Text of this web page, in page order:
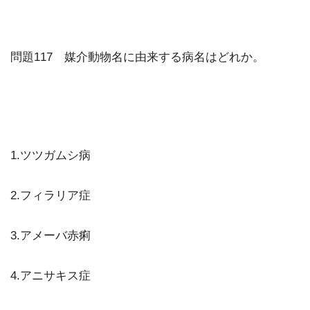
問題117 媒介動物名に由来する病名はどれか。
1.ツツガムシ病
2.フィラリア症
3.アメーバ赤痢
4.アニサキス症